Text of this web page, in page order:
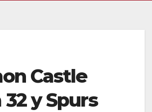
Castle
y Spurs